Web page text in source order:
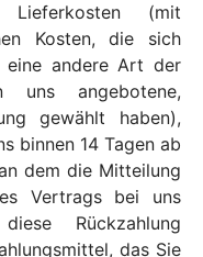
(mit
Kosten, die sich
eine andere Art der
angebotene,
gewählt haben),
binnen 14 Tagen ab
dem die Mitteilung
Vertrags bei uns
Rückzahlung
das Sie